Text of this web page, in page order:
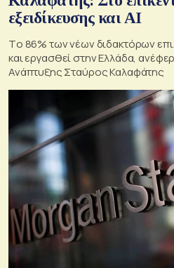
εξειδίκευσης και AI
Tο 86% των νέων διδακτόρων
και εργασθεί στην Ελλάδα,
Ανάπτυξης Σταύρος Καλαφάτης